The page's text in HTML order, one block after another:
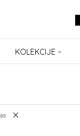
KOLEKCIJE